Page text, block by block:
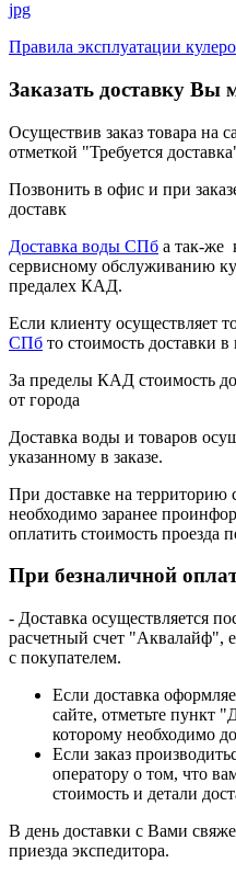
jpg
Правила эксплуатации
Заказать доставку Вы
Осуществив заказ товара на
отметкой "Требуется
Позвонить в офис и при
доставк
Доставка воды СПб а так-же
сервисному обслуживанию
предалех КАД.
Если клиенту осуществляет
СПб то стоимость доставки
За пределы КАД стоимость
от города
Доставка воды и товаров
указанному в заказе.
При доставке на
необходимо заранее
оплатить стоимость проезда
При безналичной
- Доставка осуществляется
расчетный счет "Аквалайф",
с покупателем.
Если доставка
сайте, отметьте пункт
которому необходимо
Если заказ
оператору о том, что
стоимость и детали
В день доставки с Вами
приезда экспедитора.